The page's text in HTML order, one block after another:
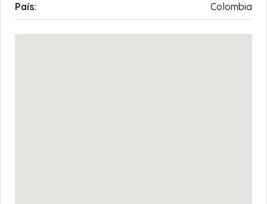
País: Colombia